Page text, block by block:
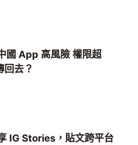
國 App 高風險 權限超
回去？
IG Stories，貼文跨平台